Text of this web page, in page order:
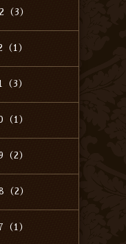
3）
1）
3）
1）
2）
2）
1）